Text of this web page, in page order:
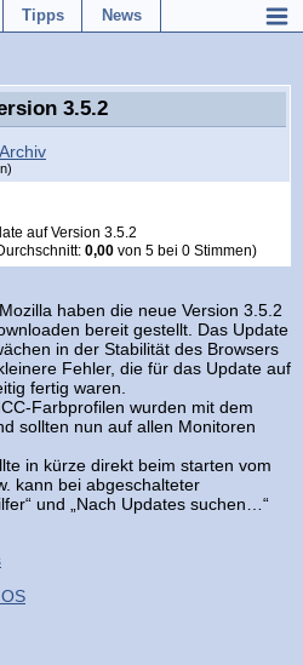
Tipps News
3.5.2
auf Version 3.5.2
0,00 von 5 bei 0 Stimmen)
haben die neue Version 3.5.2
bereit gestellt. Das Update
in der Stabilität des Browsers
Fehler, die für das Update auf
fertig waren.
Farbprofilen wurden mit dem
sollten nun auf allen Monitoren
in kürze direkt beim starten vom
kann bei abgeschalteter
und „Nach Updates suchen…“